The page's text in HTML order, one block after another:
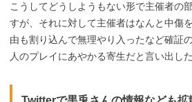
こうしてどうしようもない形で主催者の
すが、それに対して主催者はなんと中傷
由も割り込んで無理やり入ったなど確証
人のプレイにあやかる寄生だと言い出した